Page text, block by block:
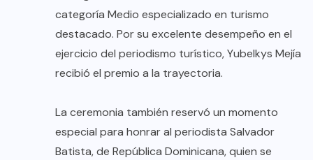
categoría Medio especializado en turismo
destacado. Por su excelente desempeño en el
ejercicio del periodismo turístico, Yubelkys Mejía
recibió el premio a la trayectoria.
La ceremonia también reservó un momento
especial para honrar al periodista Salvador
Batista, de República Dominicana, quien se